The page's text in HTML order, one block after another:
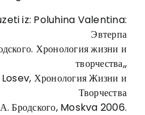
iz: Poluhina Valentina:
Эвтерпа
Хронология жизни и
творчества,,
Хронология Жизни и
Творчества
Бродского, Moskva 2006.